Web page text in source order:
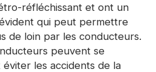
réfléchissant et ont un
qui peut permettre
de loin par les conducteurs.
peuvent se
éviter les accidents de la